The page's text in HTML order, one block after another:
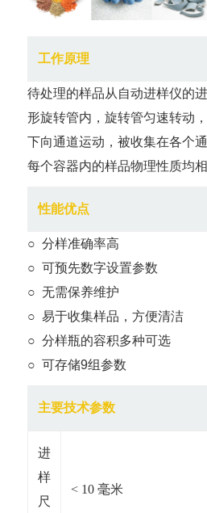
工作原理
待处理的样品从自动进样仪的
形旋转管内，旋转管匀速转动
下向通道运动，被收集在各个
每个容器内的样品物理性质均相
性能优点
○ 分样准确率高
○ 可预先数字设置参数
○ 无需保养维护
○ 易于收集样品，方便清洁
○ 分样瓶的容积多种可选
○ 可存储9组参数
主要技术参数
进
样
尺
< 10 毫米